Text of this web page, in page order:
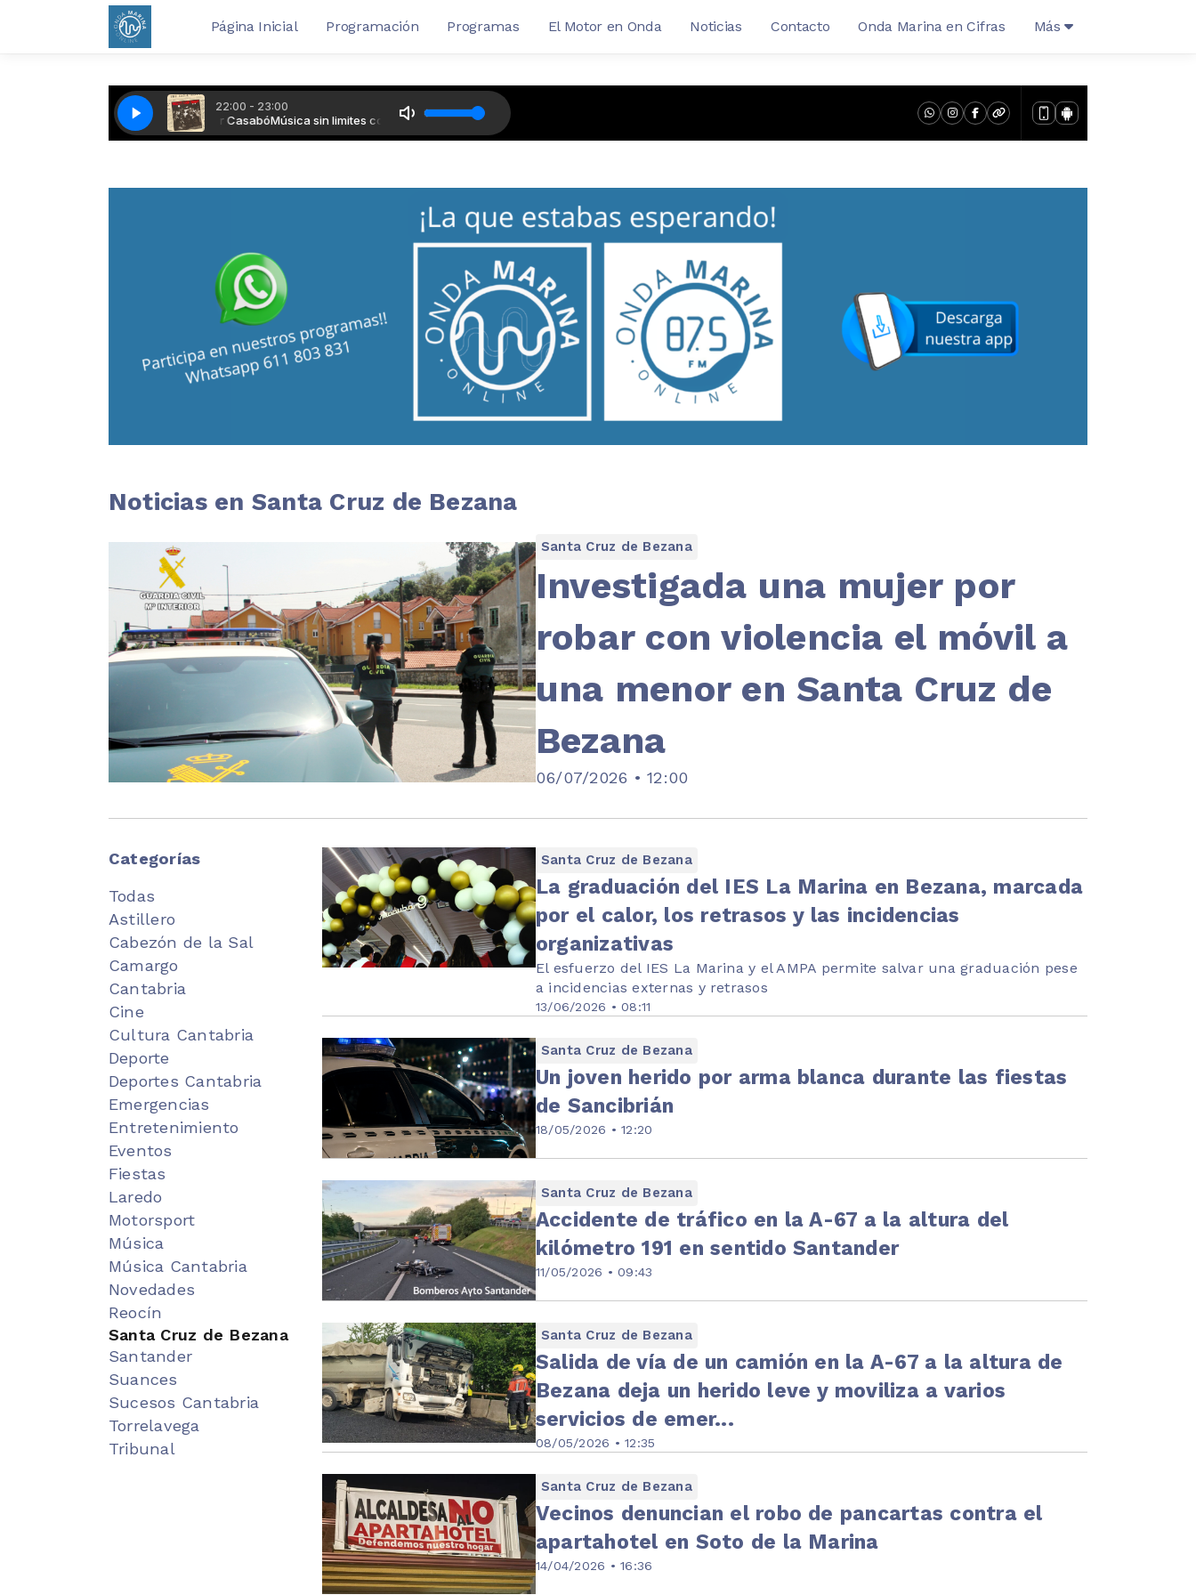
Página Inicial Programación Programas El Motor en Onda Noticias Contacto Onda Marina en Cifras Más
Noticias en Santa Cruz de Bezana
Santa Cruz de Bezana
06/07/2026 • 12:00
Investigada una mujer por
robar con violencia el móvil a
una menor en Santa Cruz de
Bezana
Categorías
Todas
Astillero
Cabezón de la Sal
Camargo
Cantabria
Cine
Cultura Cantabria
Deporte
Deportes Cantabria
Emergencias
Entretenimiento
Eventos
Fiestas
Laredo
Motorsport
Música
Música Cantabria
Novedades
Reocín
Santa Cruz de Bezana
Santander
Suances
Sucesos Cantabria
Torrelavega
Tribunal
Santa Cruz de Bezana
13/06/2026 • 08:11
La graduación del IES La Marina en Bezana, marcada
por el calor, los retrasos y las incidencias
organizativas
El esfuerzo del IES La Marina y el AMPA permite salvar una graduación pese
a incidencias externas y retrasos
Santa Cruz de Bezana
18/05/2026 • 12:20
Un joven herido por arma blanca durante las fiestas
de Sancibrián
Santa Cruz de Bezana
11/05/2026 • 09:43
Accidente de tráfico en la A-67 a la altura del
kilómetro 191 en sentido Santander
Santa Cruz de Bezana
08/05/2026 • 12:35
Salida de vía de un camión en la A-67 a la altura de
Bezana deja un herido leve y moviliza a varios
servicios de emer...
Santa Cruz de Bezana
14/04/2026 • 16:36
Vecinos denuncian el robo de pancartas contra el
apartahotel en Soto de la Marina